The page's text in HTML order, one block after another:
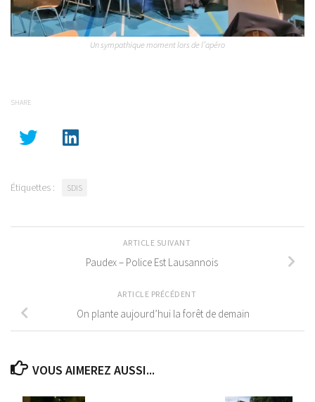
Un sympathique moment lors de l’apéro
SHARE
Étiquettes : SDIS
ARTICLE SUIVANT
Paudex – Police Est Lausannois
ARTICLE PRÉCÉDENT
On plante aujourd’hui la forêt de demain
VOUS AIMEREZ AUSSI...